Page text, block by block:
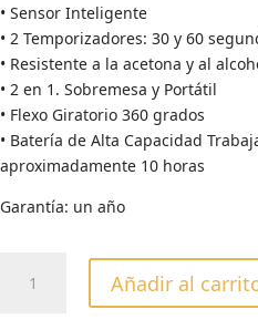
• Sensor Inteligente
• 2 Temporizadores: 30 y 60
• Resistente a la acetona y al
• 2 en 1. Sobremesa y Portátil
• Flexo Giratorio 360 grados
• Batería de Alta Capacidad
aproximadamente 10 horas
Garantía: un año
Linterna
Añadir al